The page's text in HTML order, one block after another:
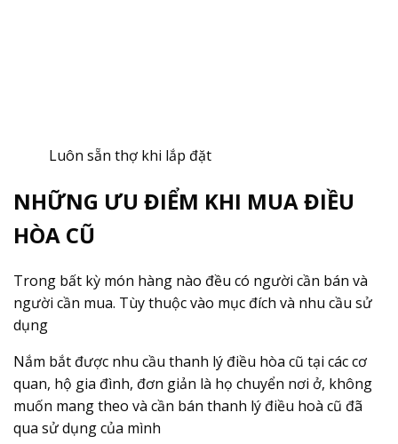
Luôn sẵn thợ khi lắp đặt
NHỮNG ƯU ĐIỂM KHI MUA ĐIỀU
HÒA CŨ
Trong bất kỳ món hàng nào đều có người cần bán và
người cần mua. Tùy thuộc vào mục đích và nhu cầu sử
dụng
Nắm bắt được nhu cầu thanh lý điều hòa cũ tại các cơ
quan, hộ gia đình, đơn giản là họ chuyển nơi ở, không
muốn mang theo và cần bán thanh lý điều hoà cũ đã
qua sử dụng của mình